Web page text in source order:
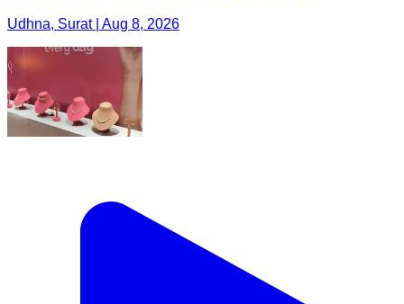
Udhna, Surat | Aug 8, 2026